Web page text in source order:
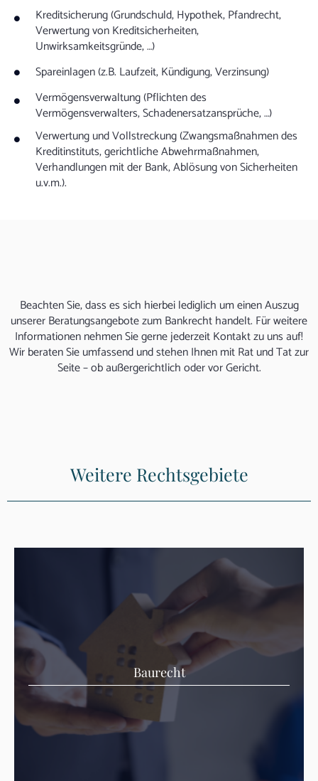
Kreditsicherung (Grundschuld, Hypothek, Pfandrecht,
Verwertung von Kreditsicherheiten,
Unwirksamkeitsgründe, …)
Spareinlagen (z.B. Laufzeit, Kündigung, Verzinsung)
Vermögensverwaltung (Pflichten des
Vermögensverwalters, Schadenersatzansprüche, …)
Verwertung und Vollstreckung (Zwangsmaßnahmen des
Kreditinstituts, gerichtliche Abwehrmaßnahmen,
Verhandlungen mit der Bank, Ablösung von Sicherheiten
u.v.m.).
Beachten Sie, dass es sich hierbei lediglich um einen Auszug
unserer Beratungsangebote zum Bankrecht handelt. Für weitere
Informationen nehmen Sie gerne jederzeit Kontakt zu uns auf!
Wir beraten Sie umfassend und stehen Ihnen mit Rat und Tat zur
Seite – ob außergerichtlich oder vor Gericht.
Weitere Rechtsgebiete
Baurecht